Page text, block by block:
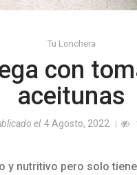
Tu Lonchera
con
aceitunas
el 4 Agosto, 2022
y nutritivo pero solo